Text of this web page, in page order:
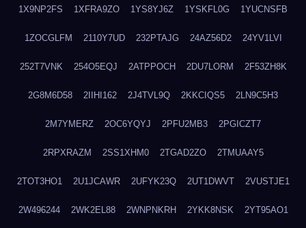
1X9NP2FS 1XFRA9ZO 1YS8YJ6Z 1YSKFL0G 1YUCNSFB
1ZOCGLFM 2110Y7UD 232PTAJG 24AZ56D2 24YV1LVI
252T7VNK 254O5EQJ 2ATPPOCH 2DU7LORM 2F53ZH8K
2G8M6D58 2IIHI162 2J4TVL9Q 2KKCIQS5 2LN9C5H3
2M7YMERZ 2OC6YQYJ 2PFU2MB3 2PGICZT7
2RPXRAZM 2SS1XHM0 2TGAD2ZO 2TMUAAY5
2TOT3HO1 2U1JCAWR 2UFYK23Q 2UT1DWVT 2VUSTJE1
2W496244 2WK2EL88 2WNPNKRH 2YKK8NSK 2YT95AO1